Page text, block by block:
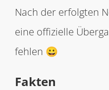
Nach der erfolgten
eine offizielle
fehlen 😀
Fakten